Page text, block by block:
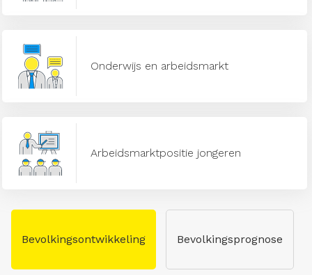
Onderwijs en arbeidsmarkt
Arbeidsmarktpositie jongeren
Bevolkingsontwikkeling Bevolkingsprognose